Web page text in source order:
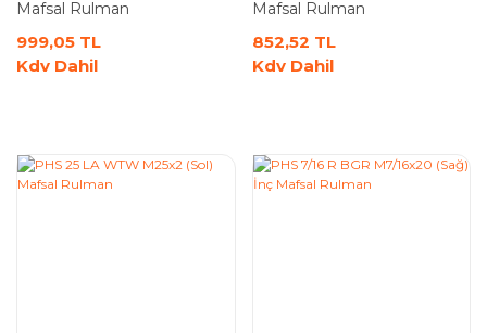
Mafsal Rulman
999,05 TL
Kdv Dahil
Mafsal Rulman
852,52 TL
Kdv Dahil